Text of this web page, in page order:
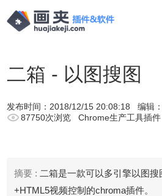
二箱 - 以图搜图
发布时间： 2018/12/15 20:08:18 编辑
87750次浏览
Chrome生产工具插件
摘要 : 二箱是一款可以多引擎以图
+HTML5视频控制的chroma插件。